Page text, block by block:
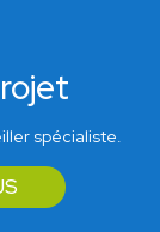
spécialiste.